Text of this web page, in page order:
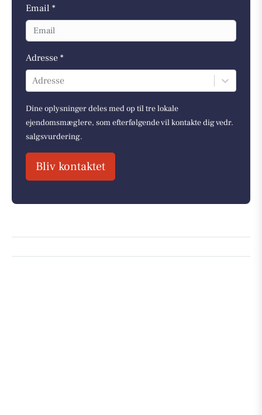
Email *
Adresse *
Adresse
Dine oplysninger deles med op til tre lokale
ejendomsmæglere, som efterfølgende vil kontakte dig vedr.
salgsvurdering.
Bliv kontaktet